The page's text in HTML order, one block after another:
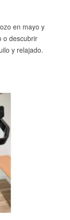
en mayo y
o descubrir
y relajado.